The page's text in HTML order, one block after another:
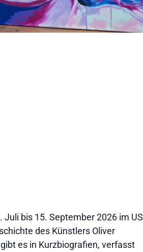
bis 15. September 2026 im US
des Künstlers Oliver
es in Kurzbiografien, verfasst